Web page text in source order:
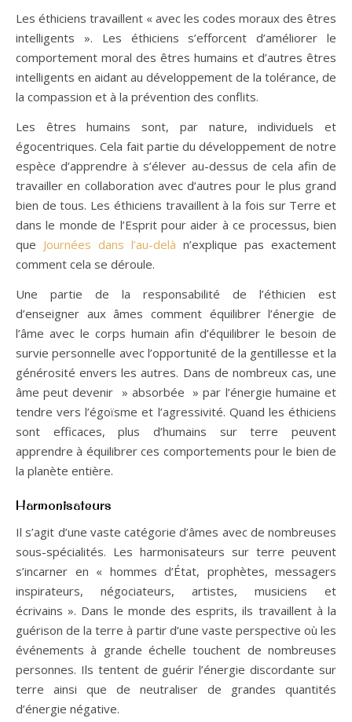
Les éthiciens travaillent « avec les codes moraux des êtres
intelligents ». Les éthiciens s’efforcent d’améliorer le
comportement moral des êtres humains et d’autres êtres
intelligents en aidant au développement de la tolérance, de
la compassion et à la prévention des conflits.
Les êtres humains sont, par nature, individuels et
égocentriques. Cela fait partie du développement de notre
espèce d’apprendre à s’élever au-dessus de cela afin de
travailler en collaboration avec d’autres pour le plus grand
bien de tous. Les éthiciens travaillent à la fois sur Terre et
dans le monde de l’Esprit pour aider à ce processus, bien
que Journées dans l’au-delà n’explique pas exactement
comment cela se déroule.
Une partie de la responsabilité de l’éthicien est
d’enseigner aux âmes comment équilibrer l’énergie de
l’âme avec le corps humain afin d’équilibrer le besoin de
survie personnelle avec l’opportunité de la gentillesse et la
générosité envers les autres. Dans de nombreux cas, une
âme peut devenir » absorbée » par l’énergie humaine et
tendre vers l’égoïsme et l’agressivité. Quand les éthiciens
sont efficaces, plus d’humains sur terre peuvent
apprendre à équilibrer ces comportements pour le bien de
la planète entière.
Harmonisateurs
Il s’agit d’une vaste catégorie d’âmes avec de nombreuses
sous-spécialités. Les harmonisateurs sur terre peuvent
s’incarner en « hommes d’État, prophètes, messagers
inspirateurs, négociateurs, artistes, musiciens et
écrivains ». Dans le monde des esprits, ils travaillent à la
guérison de la terre à partir d’une vaste perspective où les
événements à grande échelle touchent de nombreuses
personnes. Ils tentent de guérir l’énergie discordante sur
terre ainsi que de neutraliser de grandes quantités
d’énergie négative.